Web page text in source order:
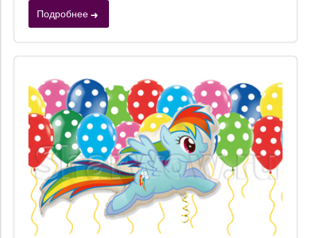
Подробнее